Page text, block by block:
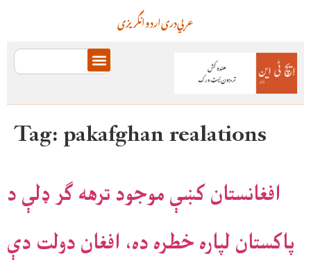
انگریزیاردودریعربي
Tag:pakafghan realations
افغانستان کښې موجود ترهه ګر ډلې د
پاکستان لپاره خطره ده، افغان دولت دې